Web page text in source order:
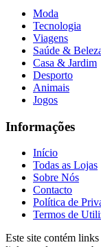
Moda
Tecnologia
Viagens
Saúde &
Casa & Jardim
Desporto
Animais
Jogos
Informações
Início
Todas as Lojas
Sobre Nós
Contacto
Política de
Termos de
Este site contém